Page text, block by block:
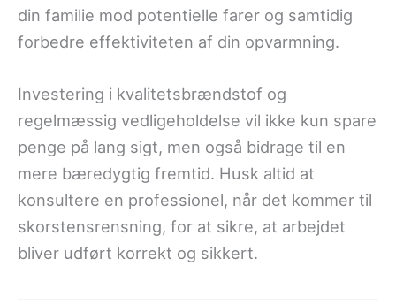
din familie mod potentielle farer og samtidig
forbedre effektiviteten af din opvarmning.
Investering i kvalitetsbrændstof og
regelmæssig vedligeholdelse vil ikke kun spare
penge på lang sigt, men også bidrage til en
mere bæredygtig fremtid. Husk altid at
konsultere en professionel, når det kommer til
skorstensrensning, for at sikre, at arbejdet
bliver udført korrekt og sikkert.